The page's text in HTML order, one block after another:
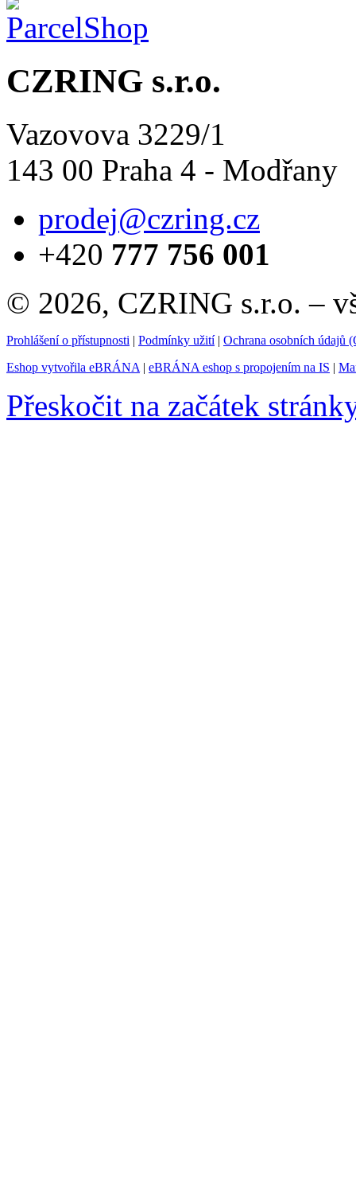
CZRING s.r.o.
Vazovova 3229/1
143 00 Praha 4 - Modřany
prodej@czring.cz
+420 777 756 001
© 2026, CZRING s.r.o. –
Prohlášení o přístupnosti | Podmínky užití| Ochrana osobních údajů
Eshop vytvořila eBRÁNA | eBRÁNA eshop s propojením na IS |
Přeskočit na začátek